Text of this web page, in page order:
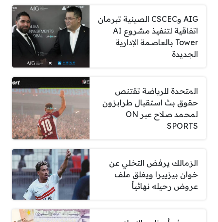
AIG وCSCEC الصينية تبرمان
اتفاقية لتنفيذ مشروع AI
Tower بالعاصمة الإدارية
الجديدة
المتحدة للرياضة تقتنص
حقوق بث استقبال طرابزون
لمحمد صلاح عبر ON
SPORTS
الزمالك يرفض التخلي عن
خوان بيزييرا ويغلق ملف
عروض رحيله نهائياً